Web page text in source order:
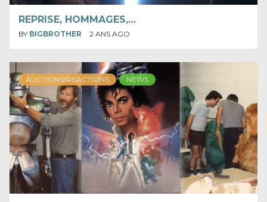
REPRISE, HOMMAGES,…
BY BIGBROTHER 2 ANS AGO
AUCTIONS/REACTIONS NEWS